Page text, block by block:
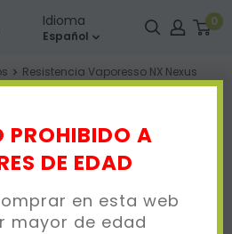
PROHIBIDO A
DE EDAD
en esta web
mayor de edad
Idioma
Español
0
Resistencia Vaporesso NX Nexus